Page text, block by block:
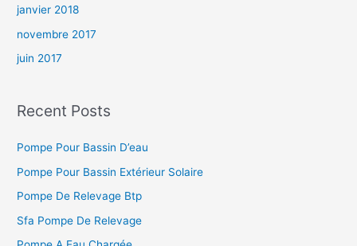
janvier 2018
novembre 2017
juin 2017
Recent Posts
Pompe Pour Bassin D’eau
Pompe Pour Bassin Extérieur Solaire
Pompe De Relevage Btp
Sfa Pompe De Relevage